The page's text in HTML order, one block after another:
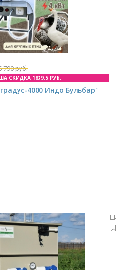
790 руб.
СКИДКА 1839.5 РУБ.
4000 Индо Бульбар"